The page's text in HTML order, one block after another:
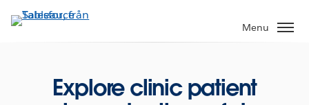
vidare
Menu
Explore clinic patient